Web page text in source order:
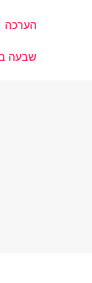
הערכה
שבעה